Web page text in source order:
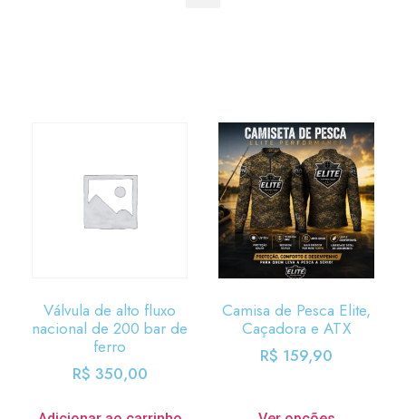
Válvula de alto fluxo
nacional de 200 bar de
ferro
R$ 350,00
Camisa de Pesca Elite,
Caçadora e ATX
R$ 159,90